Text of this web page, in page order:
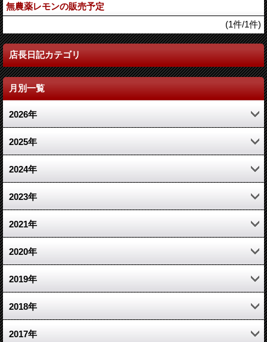
無農薬レモンの販売予定
(1件/1件)
店長日記カテゴリ
月別一覧
2026年
4月 (1)
2月 (1)
1月 (1)
2025年
11月 (1)
3月 (1)
1月 (1)
2024年
10月 (1)
7月 (1)
3月 (2)
1月 (1)
2023年
12月 (2)
2021年
10月 (1)
6月 (1)
2月 (2)
2020年
10月 (1)
3月 (1)
2月 (1)
2019年
12月 (1)
4月 (1)
2018年
5月 (1)
2017年